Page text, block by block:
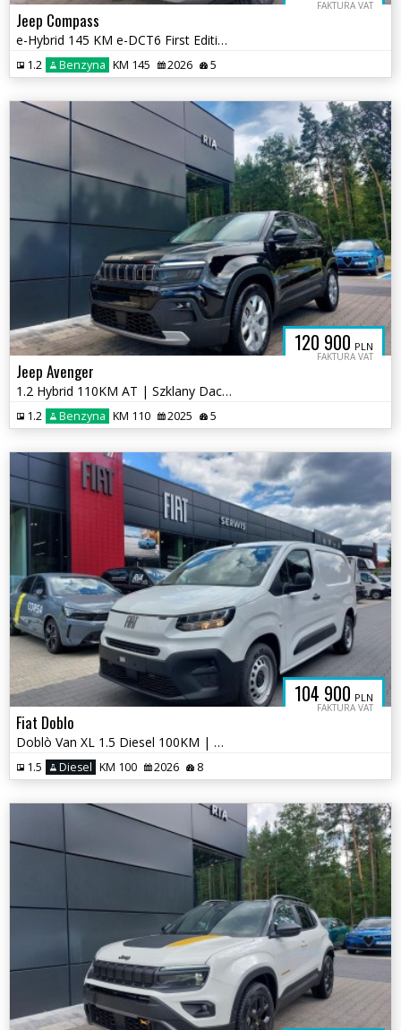
FAKTURA VAT
Jeep Compass
e-Hybrid 145 KM e-DCT6 First Edition / LED Matryce / Dach Panor.
1.2 Benzyna KM 145 2026 5
120 900 PLN
FAKTURA VAT
Jeep Avenger
1.2 Hybrid 110KM AT | Szklany Dach | Pakiet Zimowy + Skóra
1.2 Benzyna KM 110 2025 5
104 900 PLN
FAKTURA VAT
Fiat Doblo
Doblò Van XL 1.5 Diesel 100KM | Magic Cargo | Kamera | Salon P.
1.5 Diesel KM 100 2026 8